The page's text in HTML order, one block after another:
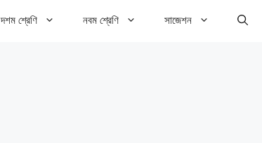
দশম শ্রেণি নবম শ্রেণি সাজেশন